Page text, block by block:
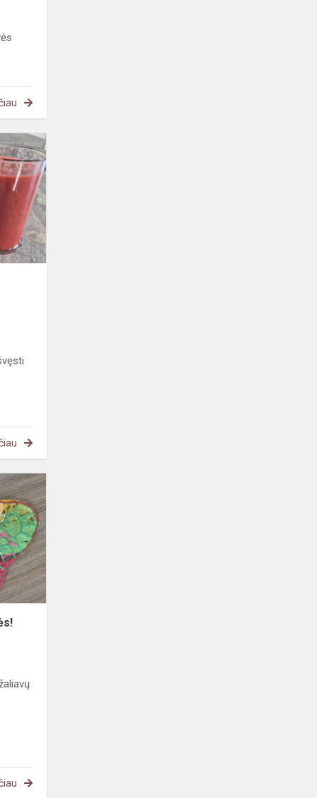
STEAM
integruota
veikla
„Švenčiame
Lietuvą"
STEAM
kūrybinės
dirbtuvės!